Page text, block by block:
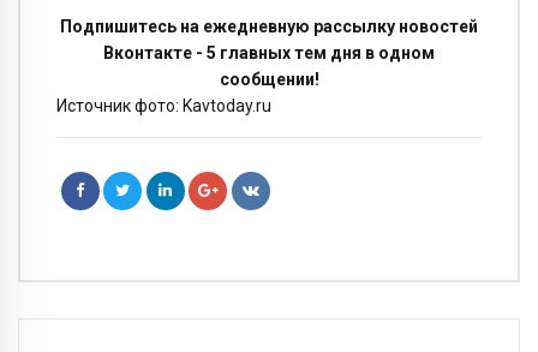
Подпишитесь на ежедневную рассылку новостей
Вконтакте - 5 главных тем дня в одном
сообщении!
Источник фото: Kavtoday.ru